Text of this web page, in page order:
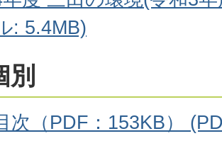
: 5.4MB)
別
次（PDF：153KB）